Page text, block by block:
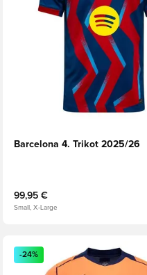
Barcelona 4. Trikot 2025/26
99,95 €
Small, X-Large
Registrieren als Mitglied
Öffnet ein neues Fenster
-24%